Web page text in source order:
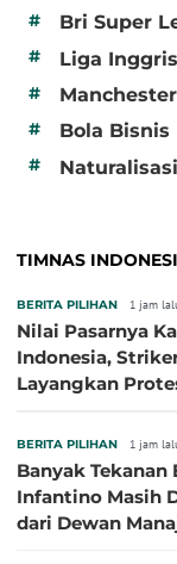
# Bri Super
# Liga Inggris
#
# Bola Bisnis
# Naturalisasi
TIMNAS
BERITA PILIHAN 1 jam
Nilai Pasarnya
Indonesia,
Layangkan
BERITA PILIHAN 1 jam
Banyak Tekanan
Infantino Masih
dari Dewan